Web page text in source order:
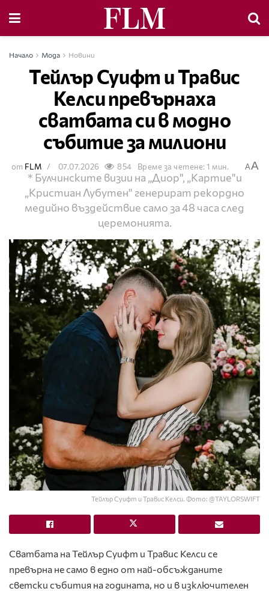
Начало Мода Новини
Тейлър Суифт и Травис
Келси превърнаха
сватбата си в модно
събитие за милиони
от FLM 07.07.2026 854 Време за четене: 1 мин. AA
* Булчинските визии на „Диор", „Картие"и
„Кристиан Лубутен" генерират рекордно
медийно въздействие само за 48 часа след
церемонията.
Тейлър Суифт и Травис Келси. Фото: @TAYLORSWIFT
Сватбата на Тейлър Суифт и Травис Келси се
превърна не само в едно от най-обсъжданите
светски събития на годината, но и в изключителен